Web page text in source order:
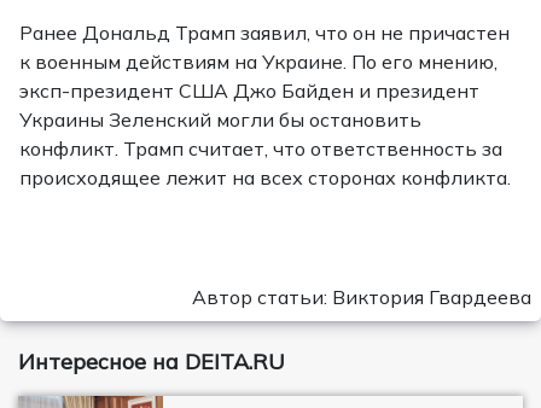
Ранее Дональд Трамп заявил, что он не причастен
к военным действиям на Украине. По его мнению,
эксп-президент США Джо Байден и президент
Украины Зеленский могли бы остановить
конфликт. Трамп считает, что ответственность за
происходящее лежит на всех сторонах конфликта.
Автор статьи: Виктория Гвардеева
Интересное на DEITA.RU